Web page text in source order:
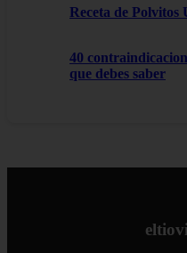
Receta de
40
que debes saber